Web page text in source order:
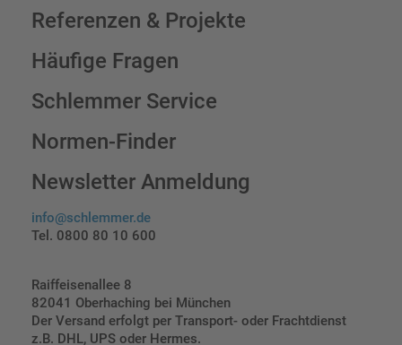
Referenzen & Projekte
Häufige Fragen
Schlemmer Service
Normen-Finder
Newsletter Anmeldung
info@schlemmer.de
Tel. 0800 80 10 600
Raiffeisenallee 8
82041 Oberhaching bei München
Der Versand erfolgt per Transport- oder Frachtdienst
z.B. DHL, UPS oder Hermes.